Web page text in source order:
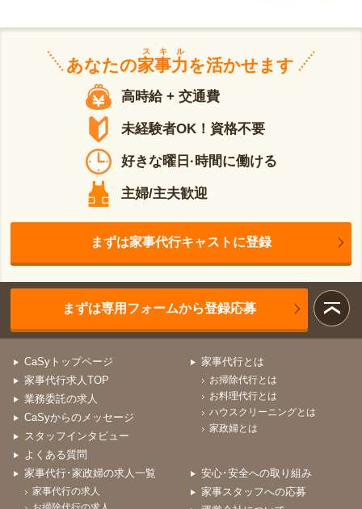
あなたの家事力
スキル
を活かせます
高時給 + 交通費
未経験者OK！資格不要
好きな曜日·時間に働ける
主婦/主夫歓迎
まずは家事代行キャストに登録
まずは専用フォームから登録応募
CaSyトップページ
家事代行求人TOP
業務委託の求人
CaSyからのメッセージ
スタッフインタビュー
よくある質問
家事代行とは
お掃除代行とは
お料理代行とは
ハウスクリーニングとは
家政婦とは
家事代行･家政婦の求人一覧
家事代行の求人
安心･安全への取り組み
家事スタッフへの応募